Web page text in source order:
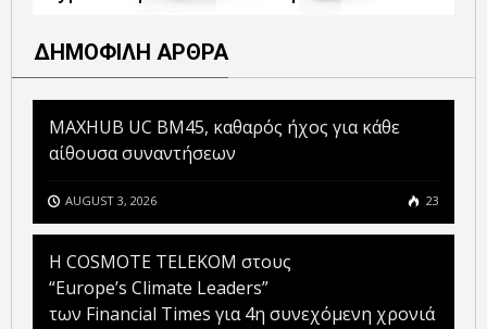
ΔΗΜΟΦΙΛΗ ΑΡΘΡΑ
MAXHUB UC BM45, καθαρός ήχος για κάθε
αίθουσα συναντήσεων
AUGUST 3, 2026 23
Η COSMOTE TELEKOM στους
“Europe’s Climate Leaders”
των Financial Times για 4η συνεχόμενη χρονιά